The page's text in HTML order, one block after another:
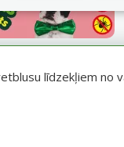
līdzekļiem no